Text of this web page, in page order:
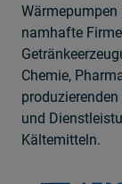
namhafte
Chemie,
und
Kältemitteln.